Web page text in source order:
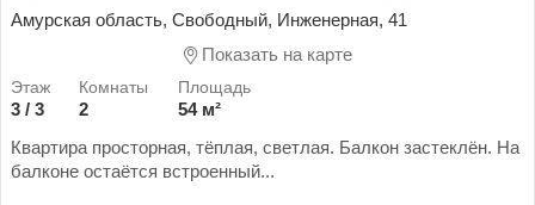
Амурская область, Свободный, Инженерная, 41
Показать на карте
3 / 3 2
54 м²
Квартира просторная, тёплая, светлая. Балкон застеклён. На
балконе остаётся встроенный...